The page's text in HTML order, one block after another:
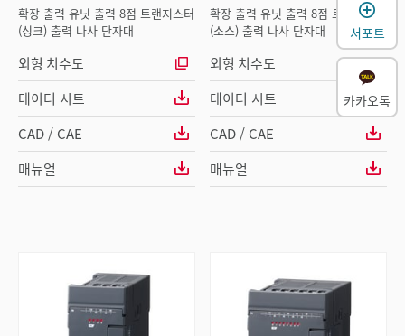
확장 출력 유닛 출력 8점 트랜지스터
(싱크) 출력 나사 단자대
외형 치수도
데이터 시트
CAD / CAE
매뉴얼
확장 출력 유닛 출력 8점 트랜지스터
(소스) 출력 나사 단자대
외형 치수도
데이터 시트
CAD / CAE
매뉴얼
서포트
카카오톡